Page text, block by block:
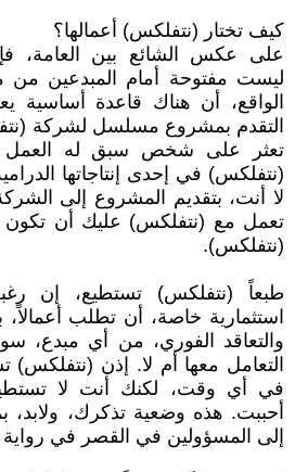
كيف تختار (نتفلكس) أعمالها؟
على عكس الشائع بين العامة،
ليست مفتوحة أمام المبدعين من
الواقع، أن هناك قاعدة أساسية
التقدم بمشروع مسلسل لشركة
تعثر على شخص سبق له العمل
(نتفلكس) في إحدى إنتاجاتها
لا أنت، بتقديم المشروع إلى
تعمل مع (نتفلكس) عليك أن
(نتفلكس).
طبعاً (نتفلكس) تستطيع، إن
استثمارية خاصة، أن تطلب أعمالاً،
والتعاقد الفوري، من أي مبدع،
التعامل معها أم لا. إذن (نتفلكس)
في أي وقت، لكنك أنت لا
أحببت. هذه وضعية تذكرك،
إلى المسؤولين في القصر في رواية